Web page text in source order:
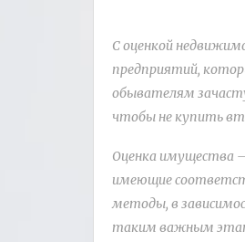
С оценкой
предприятий,
обывателям
чтобы не купить
Оценка имущества
имеющие
методы, в
таким важным